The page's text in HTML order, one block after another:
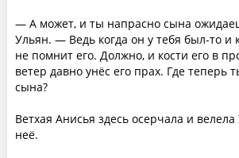
— А может, и ты напрасно сына
Ульян. — Ведь когда он у тебя был-то и
не помнит его. Должно, и кости его в
ветер давно унёс его прах. Где теперь
сына?
Ветхая Анисья здесь осерчала и
неё.